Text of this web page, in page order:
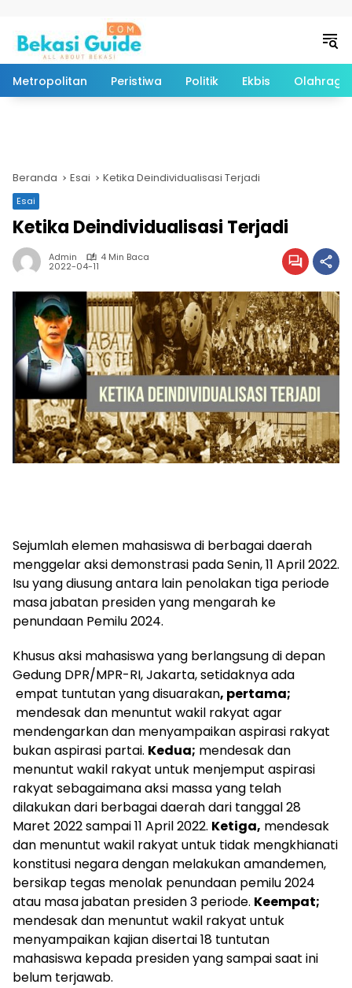
Metropolitan Peristiwa Politik Ekbis Olahraga
Beranda Esai Ketika Deindividualisasi Terjadi
Esai
Ketika Deindividualisasi Terjadi
Admin 4 Min Baca
2022-04-11
Sejumlah elemen mahasiswa di berbagai daerah
menggelar aksi demonstrasi pada Senin, 11 April 2022.
Isu yang diusung antara lain penolakan tiga periode
masa jabatan presiden yang mengarah ke
penundaan Pemilu 2024.
Khusus aksi mahasiswa yang berlangsung di depan
Gedung DPR/MPR-RI, Jakarta, setidaknya ada
empat tuntutan yang disuarakan, pertama;
mendesak dan menuntut wakil rakyat agar
mendengarkan dan menyampaikan aspirasi rakyat
bukan aspirasi partai. Kedua; mendesak dan
menuntut wakil rakyat untuk menjemput aspirasi
rakyat sebagaimana aksi massa yang telah
dilakukan dari berbagai daerah dari tanggal 28
Maret 2022 sampai 11 April 2022. Ketiga, mendesak
dan menuntut wakil rakyat untuk tidak mengkhianati
konstitusi negara dengan melakukan amandemen,
bersikap tegas menolak penundaan pemilu 2024
atau masa jabatan presiden 3 periode. Keempat;
mendesak dan menuntut wakil rakyat untuk
menyampaikan kajian disertai 18 tuntutan
mahasiswa kepada presiden yang sampai saat ini
belum terjawab.